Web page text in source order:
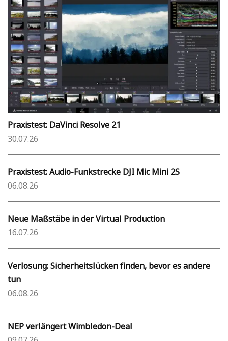
Praxistest: DaVinci Resolve 21
30.07.26
Praxistest: Audio-Funkstrecke DJI Mic Mini 2S
06.08.26
Neue Maßstäbe in der Virtual Production
16.07.26
Verlosung: Sicherheitslücken finden, bevor es andere
tun
06.08.26
NEP verlängert Wimbledon-Deal